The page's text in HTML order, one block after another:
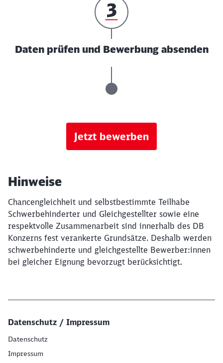
Daten prüfen und Bewerbung absenden
Jetzt bewerben
Hinweise
Chancengleichheit und selbstbestimmte Teilhabe
Schwerbehinderter und Gleichgestellter sowie eine
respektvolle Zusammenarbeit sind innerhalb des DB
Konzerns fest verankerte Grundsätze. Deshalb werden
schwerbehinderte und gleichgestellte Bewerber:innen
bei gleicher Eignung bevorzugt berücksichtigt.
Datenschutz / Impressum
Datenschutz
Impressum